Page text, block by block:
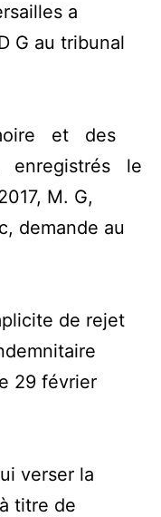
a
G au tribunal
et des
enregistrés le
M. G,
demande au
de rejet
29 février
verser la
titre de